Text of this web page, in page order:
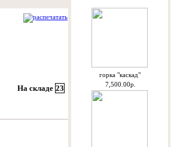
На складе 23
горкa "каскад"
7,500.00р.